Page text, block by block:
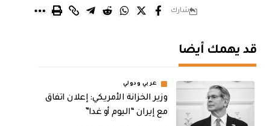
شارك
قد يهمك أيضا
عربي ودولي
وزير الخزانة الأمريكي: إعلان اتفاق
مع إيران “اليوم أو غدا”